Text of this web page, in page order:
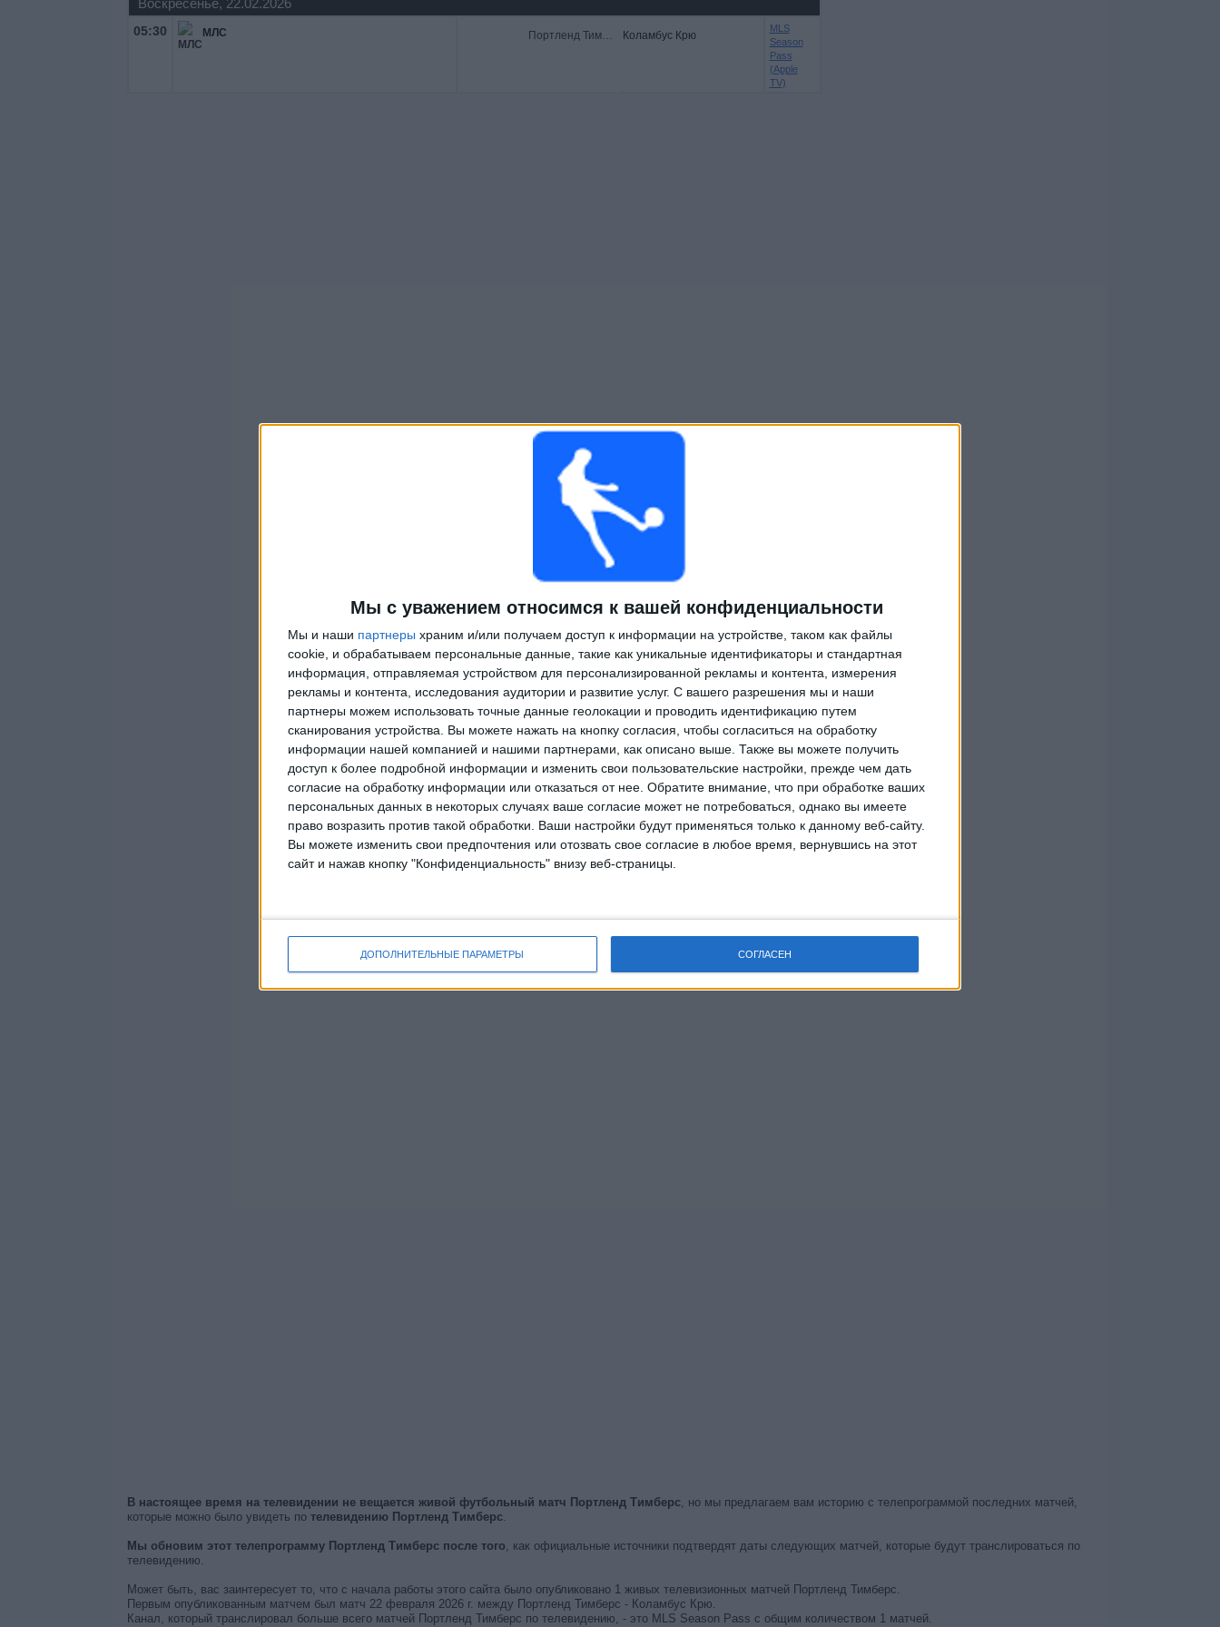
Мы с уважением относимся к вашей конфиденциальности
Мы и наши партнеры храним и/или получаем доступ к информации на устройстве, таком как файлы
cookie, и обрабатываем персональные данные, такие как уникальные идентификаторы и стандартная
информация, отправляемая устройством для персонализированной рекламы и контента, измерения
рекламы и контента, исследования аудитории и развитие услуг. С вашего разрешения мы и наши
партнеры можем использовать точные данные геолокации и проводить идентификацию путем
сканирования устройства. Вы можете нажать на кнопку согласия, чтобы согласиться на обработку
информации нашей компанией и нашими партнерами, как описано выше. Также вы можете получить
доступ к более подробной информации и изменить свои пользовательские настройки, прежде чем дать
согласие на обработку информации или отказаться от нее. Обратите внимание, что при обработке ваших
персональных данных в некоторых случаях ваше согласие может не потребоваться, однако вы имеете
право возразить против такой обработки. Ваши настройки будут применяться только к данному веб-сайту.
Вы можете изменить свои предпочтения или отозвать свое согласие в любое время, вернувшись на этот
сайт и нажав кнопку "Конфиденциальность" внизу веб-страницы.
ДОПОЛНИТЕЛЬНЫЕ ПАРАМЕТРЫ СОГЛАСЕН
Воскресенье, 22.02.2026
05:30 МЛС Портленд Тимберс Коламбус Крю
MLS
Season
Pass
(Apple
TV)
В настоящее время на телевидении не вещается живой футбольный матч Портленд Тимберс, но мы предлагаем вам историю с телепрограммой последних матчей,
которые можно было увидеть по телевидению Портленд Тимберс.
Мы обновим этот телепрограмму Портленд Тимберс после того, как официальные источники подтвердят даты следующих матчей, которые будут транслироваться по
телевидению.
Может быть, вас заинтересует то, что с начала работы этого сайта было опубликовано 1 живых телевизионных матчей Портленд Тимберс.
Первым опубликованным матчем был матч 22 февраля 2026 г. между Портленд Тимберс - Коламбус Крю.
Канал, который транслировал больше всего матчей Портленд Тимберс по телевидению, - это MLS Season Pass с общим количеством 1 матчей.